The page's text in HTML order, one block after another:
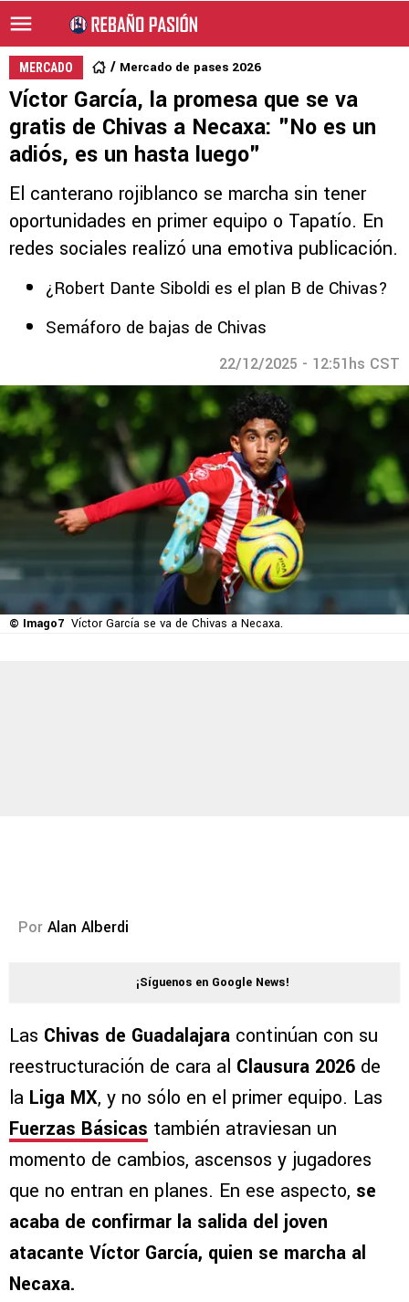
MERCADO Mercado de pases 2026
Víctor García, la promesa que se va
gratis de Chivas a Necaxa: "No es un
adiós, es un hasta luego"
El canterano rojiblanco se marcha sin tener
oportunidades en primer equipo o Tapatío. En
redes sociales realizó una emotiva publicación.
¿Robert Dante Siboldi es el plan B de Chivas?
Semáforo de bajas de Chivas
22/12/2025 - 12:51hs CST
© Imago7 Víctor García se va de Chivas a Necaxa.
Por Alan Alberdi
¡Síguenos en Google News!
Las Chivas de Guadalajara continúan con su
reestructuración de cara al Clausura 2026 de
la Liga MX, y no sólo en el primer equipo. Las
Fuerzas Básicas también atraviesan un
momento de cambios, ascensos y jugadores
que no entran en planes. En ese aspecto, se
acaba de confirmar la salida del joven
atacante Víctor García, quien se marcha al
Necaxa.